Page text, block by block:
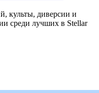
культы, диверсии и
среди лучших в Stellar